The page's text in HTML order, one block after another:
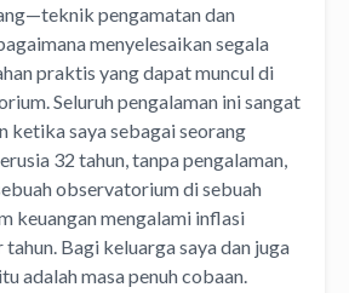
pengamatan dan
menyelesaikan segala
praktis yang dapat muncul di
Seluruh pengalaman ini sangat
ketika saya sebagai seorang
32 tahun, tanpa pengalaman,
observatorium di sebuah
keuangan mengalami inflasi
Bagi keluarga saya dan juga
adalah masa penuh cobaan.